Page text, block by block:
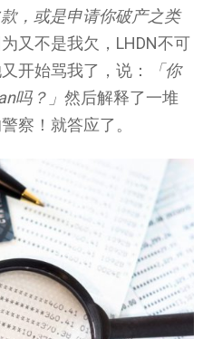
，或是申请你破产之类
又不是我欠，LHDN不可
开始骂我了，说：
「你
吗？」 然后解释了一堆
察！就答应了。